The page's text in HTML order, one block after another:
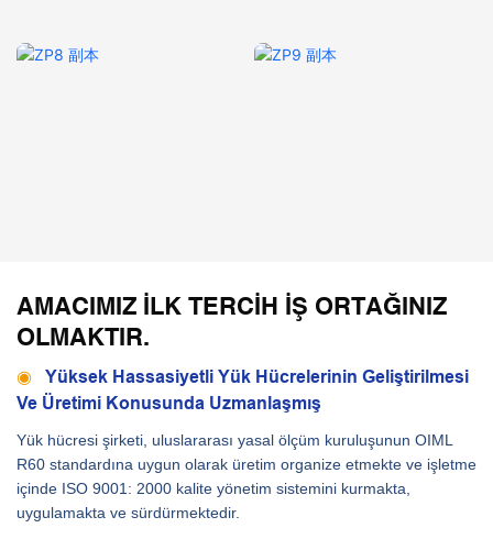
AMACIMIZ ILK TERCIH IŞ ORTAĞINIZ
OLMAKTIR.
◉
Yüksek Hassasiyetli Yük Hücrelerinin Geliştirilmesi
Ve Üretimi Konusunda Uzmanlaşmış
Yük hücresi şirketi, uluslararası yasal ölçüm kuruluşunun OIML
R60 standardına uygun olarak üretim organize etmekte ve işletme
içinde ISO 9001: 2000 kalite yönetim sistemini kurmakta,
uygulamakta ve sürdürmektedir.